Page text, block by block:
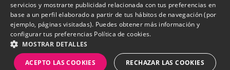
QUIENES SOMOS
servicios y mostrarte publicidad relacionada con tus preferencias en
base a un perfil elaborado a partir de tus hábitos de navegación (por
ejemplo, páginas visitadas). Puedes obtener más información y
configurar tus preferencias Política de cookies.
MOSTRAR DETALLES
ACEPTO LAS COOKIES RECHAZAR LAS COOKIES